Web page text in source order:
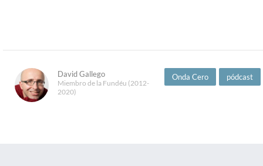
David Gallego
Miembro de la Fundéu (2012-
2020)
Onda Cero pódcast